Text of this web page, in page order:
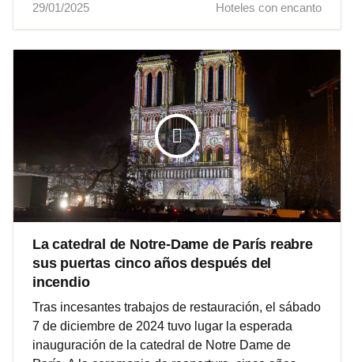
29/01/2025 Hoteles con encanto
La catedral de Notre-Dame de París reabre
sus puertas cinco años después del
incendio
Tras incesantes trabajos de restauración, el sábado
7 de diciembre de 2024 tuvo lugar la esperada
inauguración de la catedral de Notre Dame de